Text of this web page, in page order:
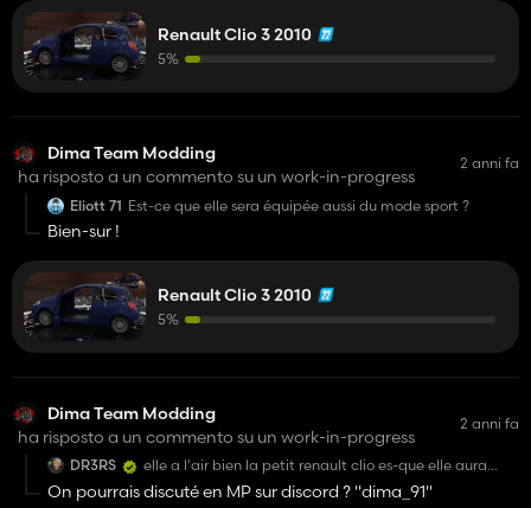
limite del possibile), nel caso chiedo scusa
Grazie per il ! Renault Clio 3 2010
5%
Dima Team Modding
ha risposto a un commento su un work-in-progress
2 anni fa
Eliott 71 Est-ce que elle sera équipée aussi du mode sport ?
Bien-sur !
Renault Clio 3 2010
5%
Dima Team Modding
ha risposto a un commento su un work-in-progress
2 anni fa
DR3RS
elle a l'air bien la petit renault clio es-que elle aura
aussi de panne moteur 😂. non je rigole mais
sérieusement elle est très bien hâte de la voir 😉
On pourrais discuté en MP sur discord ? "dima_91"